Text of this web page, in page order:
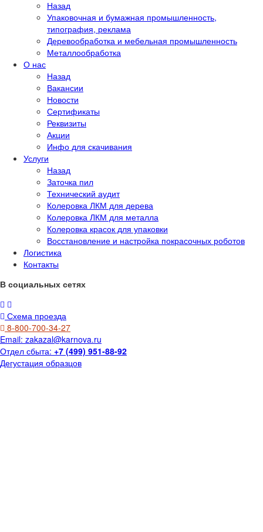
Назад
Упаковочная и бумажная промышленность,
типография, реклама
Деревообработка и мебельная промышленность
Металлообработка
О нас
Назад
Вакансии
Новости
Сертификаты
Реквизиты
Акции
Инфо для скачивания
Услуги
Назад
Заточка пил
Технический аудит
Колеровка ЛКМ для дерева
Колеровка ЛКМ для металла
Колеровка красок для упаковки
Восстановление и настройка покрасочных роботов
Логистика
Контакты
В социальных сетях
Схема проезда
8-800-700-34-27
Email: zakazal@karnova.ru
Отдел сбыта: +7 (499) 951-88-92
Дегустация образцов